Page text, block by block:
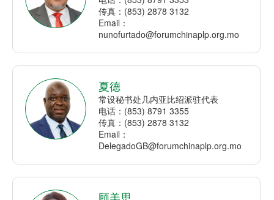
传真：(853) 2878 3132
Email：
nunofurtado@forumchinaplp.org.mo
夏德
常设秘书处几内亚比绍派驻代表
电话：(853) 8791 3355
传真：(853) 2878 3132
Email：
DelegadoGB@forumchinaplp.org.mo
顾美思